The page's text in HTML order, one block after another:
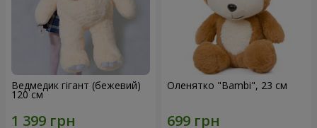
Ведмедик гігант (бежевий)
120 см
Оленятко "Bambi", 23 см